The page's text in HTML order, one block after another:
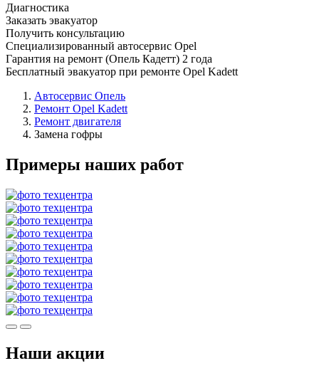
Диагностика
Заказать эвакуатор
Получить консультацию
Специализированный автосервис Opel
Гарантия на ремонт (Опель Кадетт) 2 года
Бесплатный эвакуатор при ремонте Opel Kadett
Автосервис Опель
Ремонт Opel Kadett
Ремонт двигателя
Замена гофры
Примеры наших работ
Наши акции